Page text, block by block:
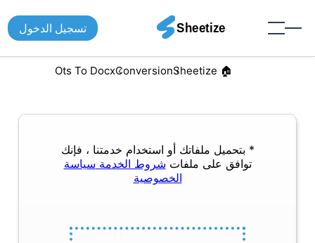
تسجيل الدخول
🏠︎ Sheetize
Conversion
Ots To Docx
* بتحميل ملفاتك أو استخدام خدمتنا ، فإنك
توافق على ملفات شروط الخدمة سياسة
الخصوصية